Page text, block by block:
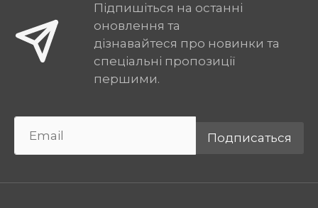
Підпишіться на останні
оновлення та
дізнавайтеся про новинки та
спеціальні пропозиції
першими.
Подписаться